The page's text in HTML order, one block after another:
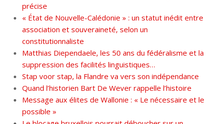
précise
« État de Nouvelle-Calédonie » : un statut inédit entre
association et souveraineté, selon un
constitutionnaliste
Matthias Diependaele, les 50 ans du fédéralisme et la
suppression des facilités linguistiques…
Stap voor stap, la Flandre va vers son indépendance
Quand l’historien Bart De Wever rappelle l’histoire
Message aux élites de Wallonie : « Le nécessaire et le
possible »